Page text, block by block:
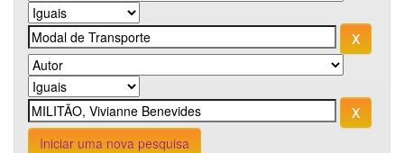
Iniciar uma nova pesquisa